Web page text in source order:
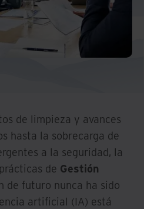
de limpieza y avances
hasta la sobrecarga de
a la seguridad, la
de Gestión
de futuro nunca ha sido
artificial (IA) está